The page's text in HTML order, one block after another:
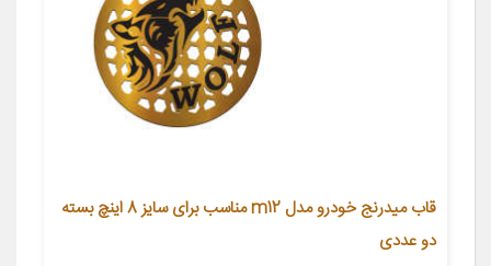
قاب میدرنج خودرو مدل m12 مناسب برای سایز 8 اینچ بسته
دو عددی